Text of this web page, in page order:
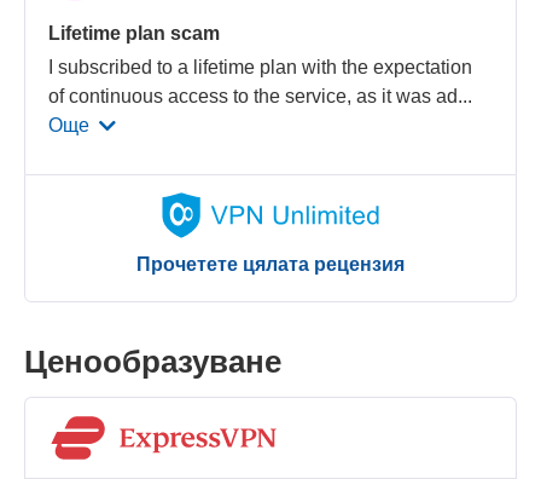
Lifetime plan scam
I subscribed to a lifetime plan with the expectation
of continuous access to the service, as it was ad...
Още
Прочетете цялата рецензия
Ценообразуване